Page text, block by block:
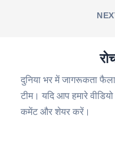
दुनिया भर में जागरूकता
टीम। यदि आप हमारे
कमेंट और शेयर करें।